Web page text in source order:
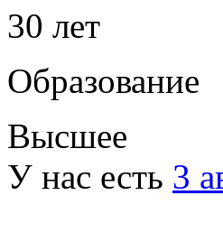
30 лет
Образование
Высшее
У нас есть 3